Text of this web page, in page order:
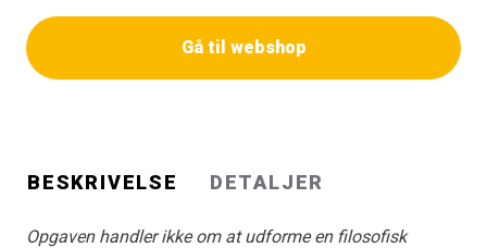
Gå til webshop
BESKRIVELSE DETALJER
Opgaven handler ikke om at udforme en filosofisk